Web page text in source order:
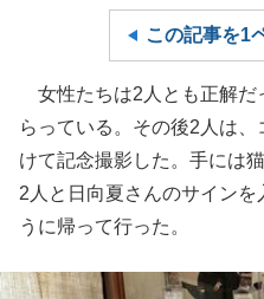
この記事を1
女性たちは2人とも正解だ
らっている。その後2人は
けて記念撮影した。手には
2人と日向夏さんのサイン
うに帰って行った。